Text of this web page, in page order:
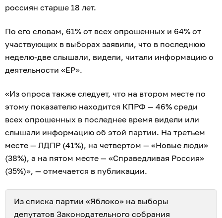
россиян старше 18 лет.
По его словам, 61% от всех опрошенных и 64% от
участвующих в выборах заявили, что в последнюю
неделю-две слышали, видели, читали информацию о
деятельности «ЕР».
«Из опроса также следует, что на втором месте по
этому показателю находится КПРФ — 46% среди
всех опрошенных в последнее время видели или
слышали информацию об этой партии. На третьем
месте — ЛДПР (41%), на четвертом — «Новые люди»
(38%), а на пятом месте — «Справедливая Россия»
(35%)», — отмечается в публикации.
Из списка партии «Яблоко» на выборы
депутатов Законодательного собрания